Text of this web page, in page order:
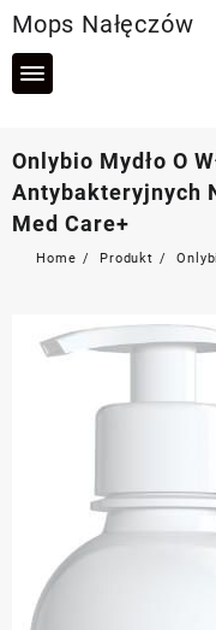
to
content
Mops Nałęczów
Onlybio Mydło O
Antybakteryjnych
Med Care+
Home Produkt